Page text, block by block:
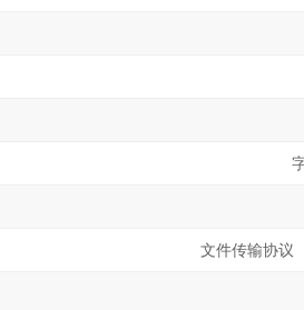
文件传输协议